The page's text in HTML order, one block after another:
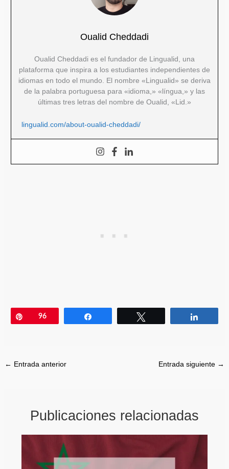
Oualid Cheddadi
Oualid Cheddadi es el fundador de Lingualid, una
plataforma que inspira a los estudiantes independientes de
idiomas en todo el mundo. El nombre «Lingualid» se deriva
de la palabra portuguesa para «idioma,» «língua,» y las
últimas tres letras del nombre de Oualid, «Lid.»
lingualid.com/about-oualid-cheddadi/
Pin96
← Entrada anterior Entrada siguiente →
Publicaciones relacionadas